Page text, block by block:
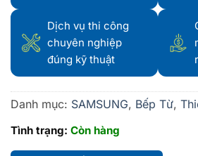
Dịch vụ thi công
chuyên nghiệp
đúng kỹ thuật
Danh mục: SAMSUNG, Bếp Từ,
Tình trạng: Còn hàng